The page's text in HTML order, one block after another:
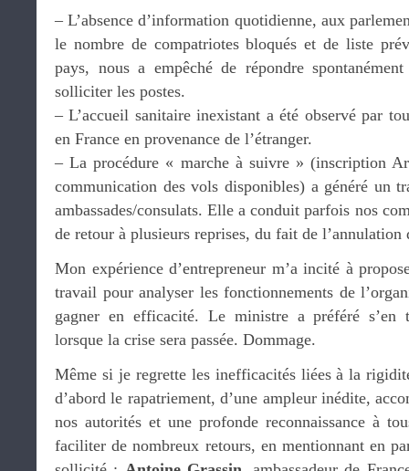
– L’absence d’information quotidienne, aux
le nombre de compatriotes bloqués et de liste
pays, nous a empêché de répondre
solliciter les postes.
– L’accueil sanitaire inexistant a été observé par
en France en provenance de l’étranger.
– La procédure « marche à suivre » (inscription
communication des vols disponibles) a généré un
ambassades/consulats. Elle a conduit parfois nos
de retour à plusieurs reprises, du fait de
Mon expérience d’entrepreneur m’a incité à
travail pour analyser les fonctionnements de
gagner en efficacité. Le ministre a préféré s’en
lorsque la crise sera passée. Dommage.
Même si je regrette les inefficacités liées à la
d’abord le rapatriement, d’une ampleur inédite,
nos autorités et une profonde reconnaissance à
faciliter de nombreux retours, en mentionnant en